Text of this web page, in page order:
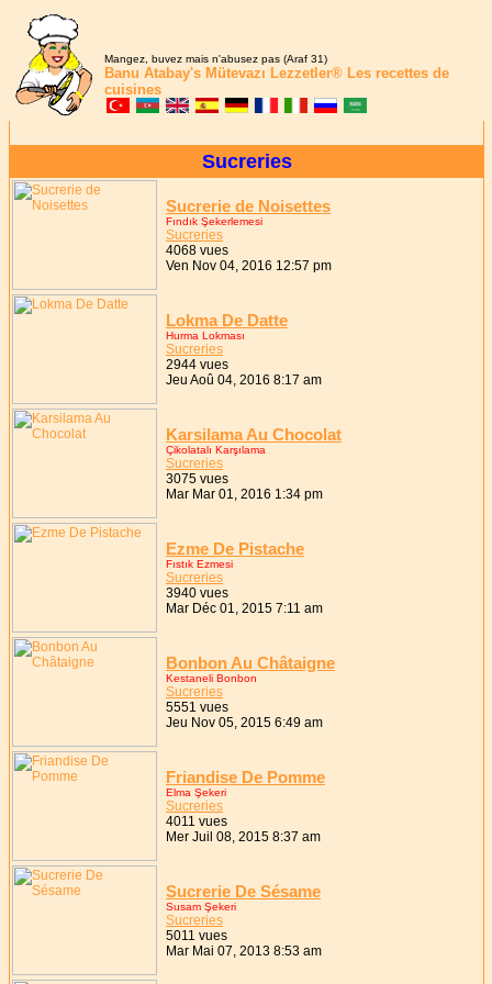
Mangez, buvez mais n'abusez pas (Araf 31)
Banu Atabay's Mütevazı Lezzetler® Les recettes de
cuisines
Sucreries
Sucrerie de Noisettes
Fındık Şekerlemesi
Sucreries
4068 vues
Ven Nov 04, 2016 12:57 pm
Lokma De Datte
Hurma Lokması
Sucreries
2944 vues
Jeu Aoû 04, 2016 8:17 am
Karsilama Au Chocolat
Çikolatalı Karşılama
Sucreries
3075 vues
Mar Mar 01, 2016 1:34 pm
Ezme De Pistache
Fıstık Ezmesi
Sucreries
3940 vues
Mar Déc 01, 2015 7:11 am
Bonbon Au Châtaigne
Kestaneli Bonbon
Sucreries
5551 vues
Jeu Nov 05, 2015 6:49 am
Friandise De Pomme
Elma Şekeri
Sucreries
4011 vues
Mer Juil 08, 2015 8:37 am
Sucrerie De Sésame
Susam Şekeri
Sucreries
5011 vues
Mar Mai 07, 2013 8:53 am